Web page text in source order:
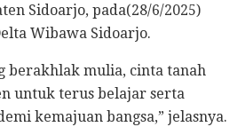
Sidoarjo, pada(28/6/2025)
Wibawa Sidoarjo.
berakhlak mulia, cinta tanah
untuk terus belajar serta
kemajuan bangsa,” jelasnya.